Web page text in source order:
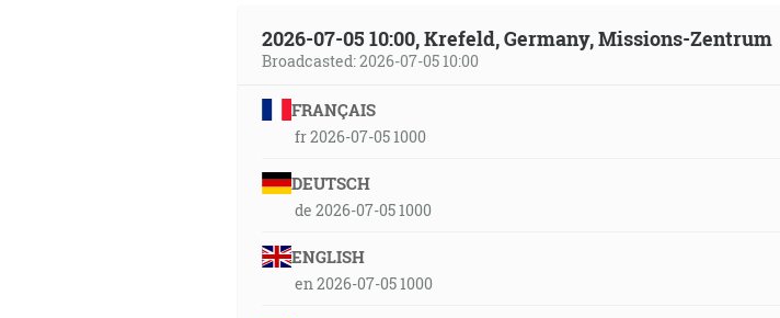
2026-07-05 10:00, Krefeld, Germany, Missions-Zentrum
Broadcasted: 2026-07-05 10:00
FRANÇAIS
fr 2026-07-05 1000
DEUTSCH
de 2026-07-05 1000
ENGLISH
en 2026-07-05 1000